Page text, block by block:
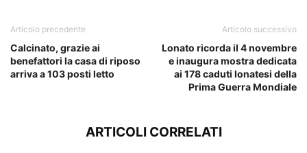
Articolo precedente
Calcinato, grazie ai
benefattori la casa di riposo
arriva a 103 posti letto
Articolo successivo
Lonato ricorda il 4 novembre
e inaugura mostra dedicata
ai 178 caduti lonatesi della
Prima Guerra Mondiale
ARTICOLI CORRELATI